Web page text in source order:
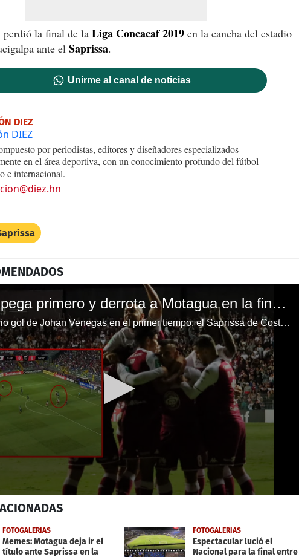
la final de la Liga Concacaf 2019 en la cancha del estadio
ante el Saprissa.
Unirme al canal de noticias
DIEZ
DIEZ
por periodistas, editores y diseñadores especializados
en el área deportiva, con un conocimiento profundo del fútbol
e internacional.
Saprissa pega primero y derrota a Motagua en la final de la Liga de Concacaf
Con un solitario gol de Johan Venegas en el primer tiempo, el Saprissa de Costa Rica derrotó a Motagua en la final de ida de la Liga de Concacaf. El juego de vuelta será el 26 de noviembre en Tegucigalpa.
FOTOGALERÍAS
Memes: Motagua deja ir el
título ante Saprissa en la
FOTOGALERÍAS
Espectacular lució el
Nacional para la final entre